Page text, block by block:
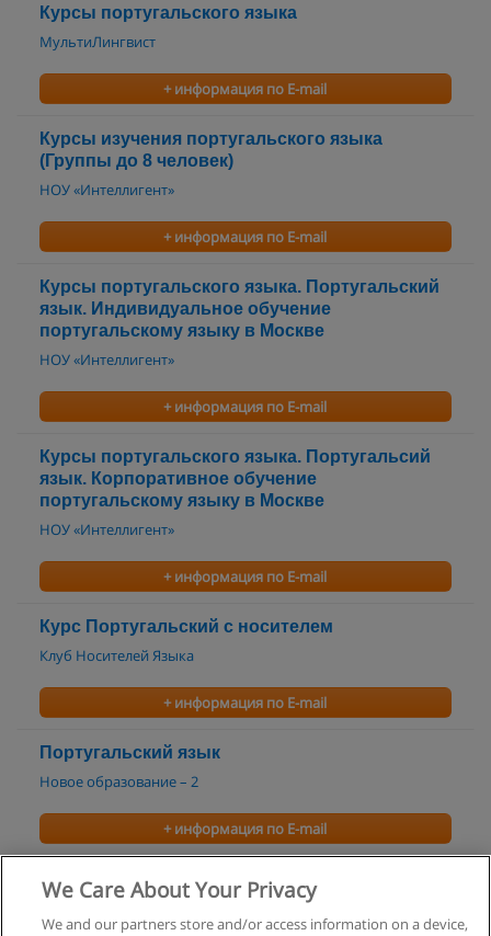
Курсы португальского языка
МультиЛингвист
+ информация по E-mail
Курсы изучения португальского языка
(Группы до 8 человек)
НОУ «Интеллигент»
+ информация по E-mail
Курсы португальского языка. Португальский
язык. Индивидуальное обучение
португальскому языку в Москве
НОУ «Интеллигент»
+ информация по E-mail
Курсы португальского языка. Португальсий
язык. Корпоративное обучение
португальскому языку в Москве
НОУ «Интеллигент»
+ информация по E-mail
Курс Португальский с носителем
Клуб Носителей Языка
+ информация по E-mail
Португальский язык
Новое образование – 2
+ информация по E-mail
Иностранные языки - Португальский
We Care About Your Privacy
We and our partners store and/or access information on a device,